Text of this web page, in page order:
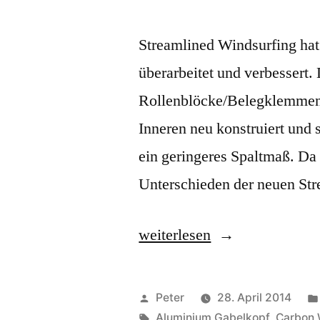
Streamlined Windsurfing
überarbeitet und
Rollenblöcke/
Inneren neu konstruiert
ein geringeres Spaltmaß.
Unterschieden der neuen
„Streamlined
Josh
weiterlesen
Veröffentlicht
von
Peter 28. April 2014
Schlagwörter: